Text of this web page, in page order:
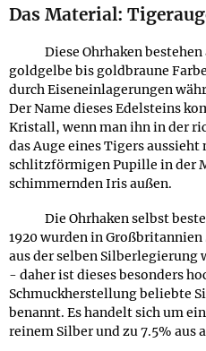
Das Material:
Diese Ohrhaken
goldgelbe bis goldbraune
durch Eiseneinlagerungen
Der Name dieses Edelsteins
Kristall, wenn man ihn in der
das Auge eines Tigers
schlitzförmigen Pupille in der
schimmernden Iris außen.
Die Ohrhaken selbst
1920 wurden in
aus der selben Silberlegierung
- daher ist dieses besonders
Schmuckherstellung beliebte
benannt. Es handelt sich um
reinem Silber und zu 7.5% aus